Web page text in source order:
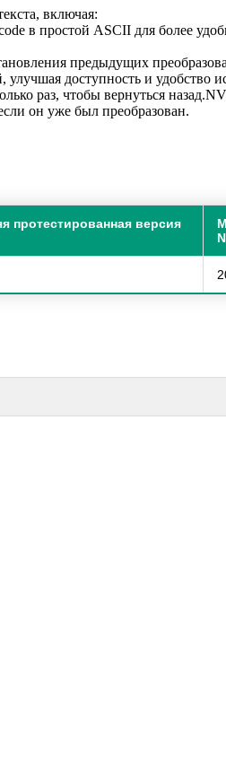
включая:
в простой ASCII для более
предыдущих
доступность и удобство
раз, чтобы вернуться
он уже был преобразован.
протестированная версия